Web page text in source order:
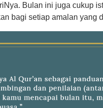
Bulan ini juga cukup
bagi setiap amalan yang